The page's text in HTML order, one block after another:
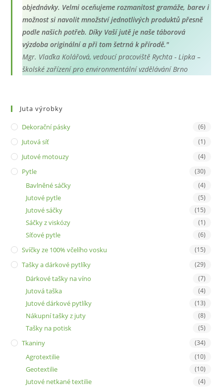
objednávky. Velmi oceňujeme rozmanitost gramáže, barev i
možnost si navolit množství jednotlivých produktů přesně
podle našich potřeb. Díky Vaší jutě je naše táborová
výzdoba originální a při tom šetrná k přírodě."
Mgr. Vlaďka Kolářová, vedoucí pracoviště Rychta - Lipka –
školské zařízení pro environmentální vzdělávání Brno
Juta výrobky
Dekorační pásky (6)
Jutová síť (1)
Jutové motouzy (4)
Pytle (30)
Bavlněné sáčky (4)
Jutové pytle (5)
Jutové sáčky (15)
Sáčky z viskózy (1)
Síťové pytle (6)
Svíčky ze 100% včelího vosku (15)
Tašky a dárkové pytlíky (29)
Dárkové tašky na víno (7)
Jutová taška (4)
Jutové dárkové pytlíky (13)
Nákupní tašky z juty (8)
Tašky na potisk (5)
Tkaniny (34)
Agrotextilie (10)
Geotextilie (10)
Jutové netkané textilie (4)